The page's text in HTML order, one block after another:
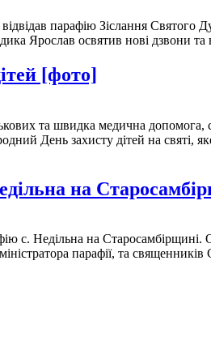
парафію Зіслання Святого
Ярослав освятив нові дзвони
[фото]
та швидка медична допомога,
День захисту дітей на святі,
на
с. Недільна на
парафії, та священників